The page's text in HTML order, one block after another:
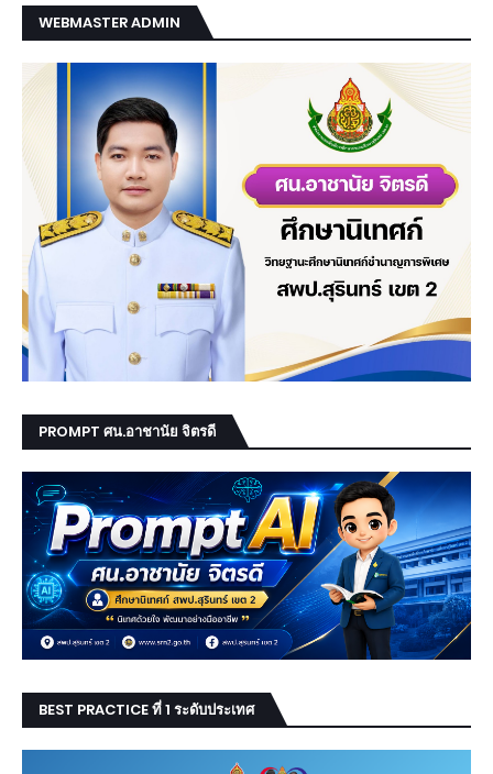
WEBMASTER ADMIN
PROMPT ศน.อาชานัย จิตรดี
BEST PRACTICE ที่ 1 ระดับประเทศ